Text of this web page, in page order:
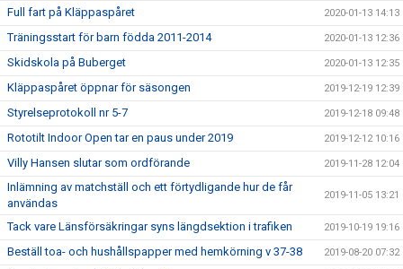
Full fart på Kläppaspåret 2020-01-13 14:13
Träningsstart för barn födda 2011-2014 2020-01-13 12:36
Skidskola på Buberget 2020-01-13 12:35
Kläppaspåret öppnar för säsongen 2019-12-19 12:39
Styrelseprotokoll nr 5-7 2019-12-18 09:48
Rototilt Indoor Open tar en paus under 2019 2019-12-12 10:16
Villy Hansen slutar som ordförande 2019-11-28 12:04
Inlämning av matchställ och ett förtydligande hur de får
användas
2019-11-05 13:21
Tack vare Länsförsäkringar syns längdsektion i trafiken 2019-10-19 19:16
Beställ toa- och hushållspapper med hemkörning v 37-38 2019-08-20 07:32